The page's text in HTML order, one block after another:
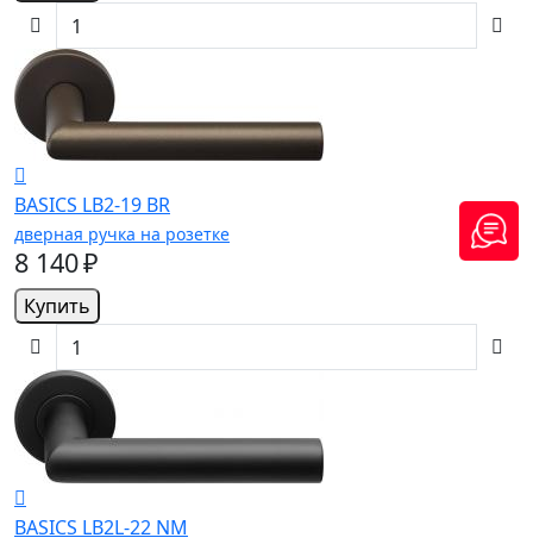
BASICS LB2-19 BR
дверная ручка на розетке
8 140 ₽
Купить
BASICS LB2L-22 NM